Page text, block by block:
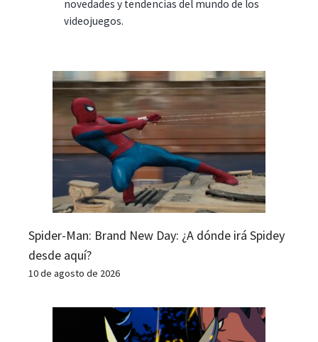
novedades y tendencias del mundo de los
videojuegos.
Spider-Man: Brand New Day: ¿A dónde irá Spidey
desde aquí?
10 de agosto de 2026